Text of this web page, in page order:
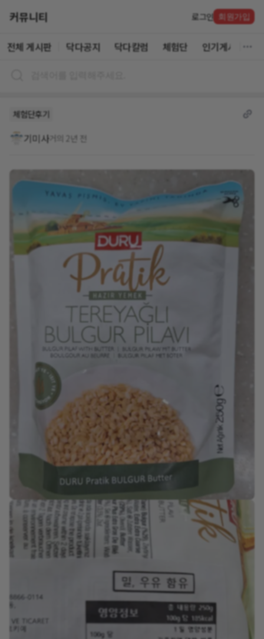
커뮤니티 로그인 회원가입
전체 게시판 닥다공지 닥다칼럼 체험단 인기게시글
체험단후기
기미사 거의 2년 전